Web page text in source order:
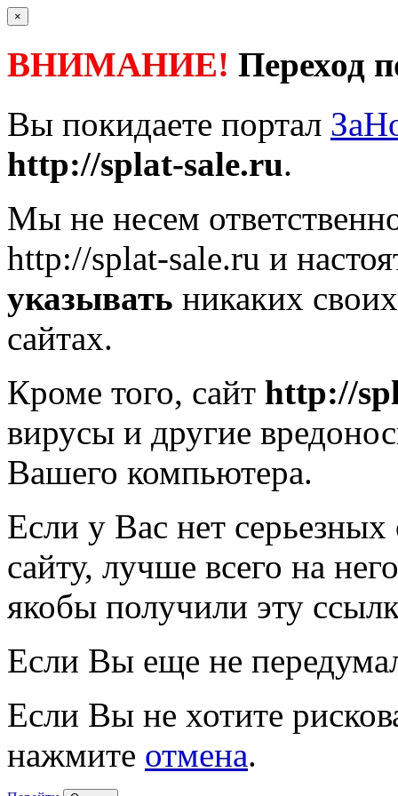
×
ВНИМАНИЕ! Переход
Вы покидаете портал
http://splat-sale.ru.
Мы не несем
http://splat-sale.ru и
указывать никаких
сайтах.
Кроме того, сайт http://
вирусы и другие
Вашего компьютера.
Если у Вас нет
сайту, лучше всего на
якобы получили эту
Если Вы еще не
Если Вы не хотите
нажмите отмена.